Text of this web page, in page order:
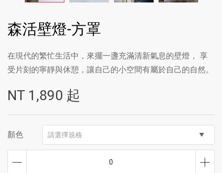
森活壁燈-方罩
在現代的繁忙生活中，來擺一盞充滿清新氣息的壁燈， 享
受片刻的寧靜與休憩，讓自己的小空間有屬於自己的自然。
NT 1,890 起
顏色 請選擇規格
0